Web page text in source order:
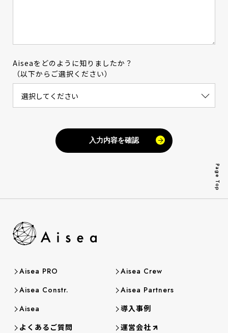
Aiseaをどのように知りましたか？
（以下からご選択ください）
Page Top
Aisea PRO
Aisea Crew
Aisea Constr.
Aisea Partners
Aisea
導入事例
よくあるご質問
運営会社